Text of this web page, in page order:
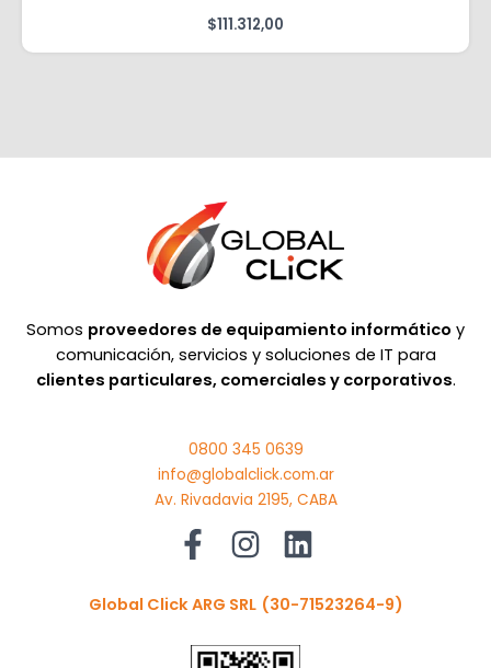
$111.312,00
Somos proveedores de equipamiento informático y
comunicación, servicios y soluciones de IT para
clientes particulares, comerciales y corporativos.
0800 345 0639
info@globalclick.com.ar
Av. Rivadavia 2195, CABA
Global Click ARG SRL (30-71523264-9)